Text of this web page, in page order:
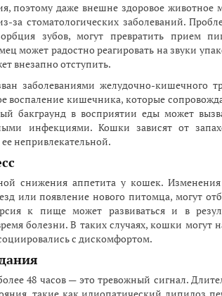
поэтому даже внешне здоровое животное
за стоматологических заболеваний.
зубов, могут превратить прием
может радостно реагировать на звуки
внезапно отступить.
заболеваниями желудочно-кишечного
воспаление кишечника, которые
бакграунд в восприятии еды может
инфекциями. Кошки зависят от
непривлекательной.
снижения аппетита у кошек.
или появление нового питомца, могут
к пище может развиваться и в
болезни. В таких случаях, кошки могут
с дискомфортом.
48 часов — это тревожный сигнал.